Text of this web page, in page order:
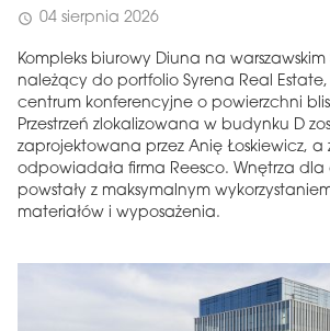
schedule 04 sierpnia 2026
Kompleks biurowy Diuna na warszawskim
należący do portfolio Syrena Real Estate,
centrum konferencyjne o powierzchni
Przestrzeń zlokalizowana w budynku D
zaprojektowana przez Anię Łoskiewicz, a
odpowiadała firma Reesco. Wnętrza dla
powstały z maksymalnym
materiałów i wyposażenia.